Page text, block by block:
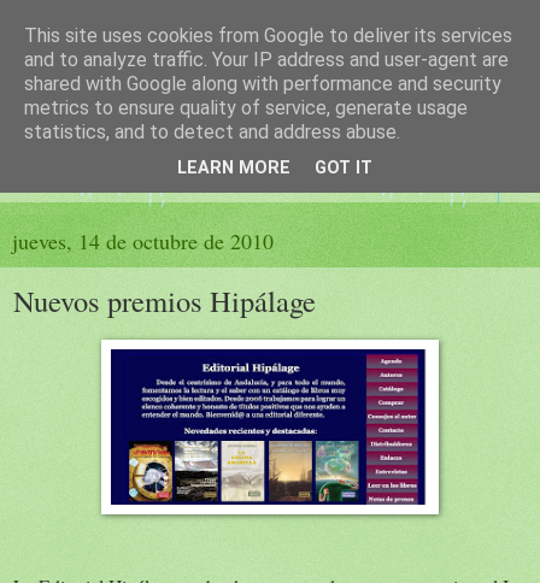
El sueño de las palabras
PÁGINA LITERARIA DE FELISA MORENO
jueves, 14 de octubre de 2010
Nuevos premios Hipálage
This site uses cookies from Google to deliver its services
and to analyze traffic. Your IP address and user-agent are
shared with Google along with performance and security
metrics to ensure quality of service, generate usage
statistics, and to detect and address abuse.
LEARN MORE GOT IT